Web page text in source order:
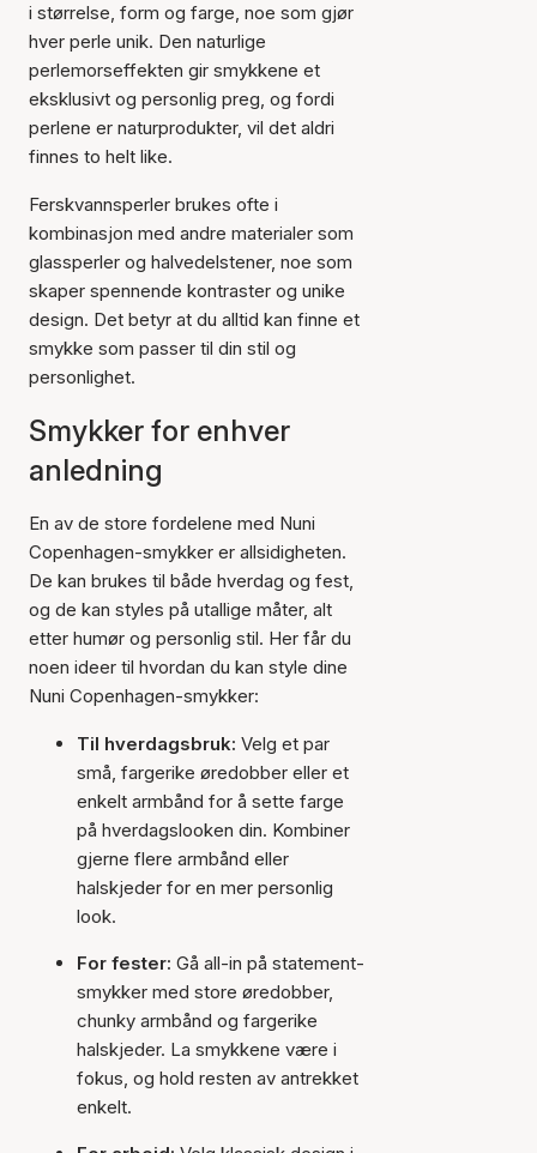
i størrelse, form og farge, noe som gjør
hver perle unik. Den naturlige
perlemorseffekten gir smykkene et
eksklusivt og personlig preg, og fordi
perlene er naturprodukter, vil det aldri
finnes to helt like.
Ferskvannsperler brukes ofte i
kombinasjon med andre materialer som
glassperler og halvedelstener, noe som
skaper spennende kontraster og unike
design. Det betyr at du alltid kan finne et
smykke som passer til din stil og
personlighet.
Smykker for enhver
anledning
En av de store fordelene med Nuni
Copenhagen-smykker er allsidigheten.
De kan brukes til både hverdag og fest,
og de kan styles på utallige måter, alt
etter humør og personlig stil. Her får du
noen ideer til hvordan du kan style dine
Nuni Copenhagen-smykker:
Til hverdagsbruk: Velg et par
små, fargerike øredobber eller et
enkelt armbånd for å sette farge
på hverdagslooken din. Kombiner
gjerne flere armbånd eller
halskjeder for en mer personlig
look.
For fester: Gå all-in på statement-
smykker med store øredobber,
chunky armbånd og fargerike
halskjeder. La smykkene være i
fokus, og hold resten av antrekket
enkelt.